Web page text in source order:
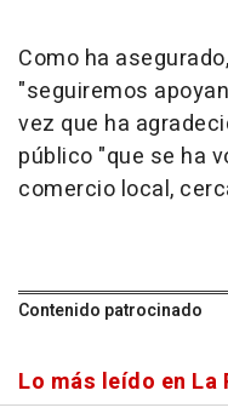
Como ha
"seguiremos
vez que ha
público "que se ha
comercio local,
Contenido patrocinado
Lo más leído en La